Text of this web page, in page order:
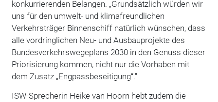
konkurrierenden Belangen. „Grundsätzlich würden wir
uns für den umwelt- und klimafreundlichen
Verkehrsträger Binnenschiff natürlich wünschen, dass
alle vordringlichen Neu- und Ausbauprojekte des
Bundesverkehrswegeplans 2030 in den Genuss dieser
Priorisierung kommen, nicht nur die Vorhaben mit
dem Zusatz „Engpassbeseitigung“."
ISW-Sprecherin Heike van Hoorn hebt zudem die